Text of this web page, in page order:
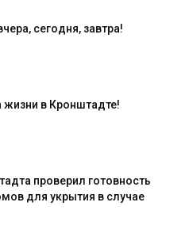
сегодня, завтра!
в Кронштадте!
проверил готовность
для укрытия в случае